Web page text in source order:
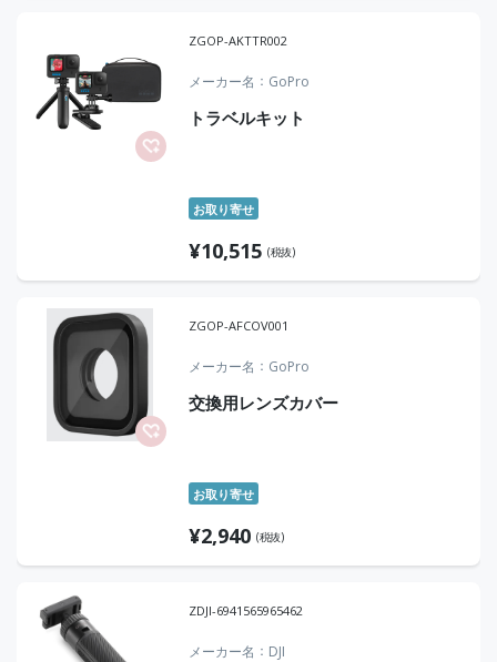
ZGOP-AKTTR002
メーカー名 GoPro
トラベルキット
お取り寄せ
¥10,515 (税抜)
ZGOP-AFCOV001
メーカー名 GoPro
交換用レンズカバー
お取り寄せ
¥2,940 (税抜)
ZDJI-6941565965462
メーカー名 DJI